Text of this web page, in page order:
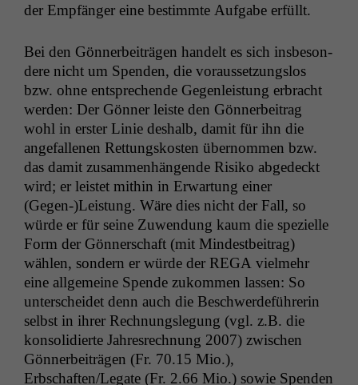
der Empfänger eine bes­timmte Auf­gabe erfüllt.
Bei den Gön­ner­beiträ­gen han­delt es sich ins­beson­
dere nicht um Spenden, die voraus­set­zungs­los
bzw. ohne entsprechende Gegen­leis­tung erbracht
wer­den: Der Gön­ner leiste den Gön­ner­beitrag
wohl in erster Lin­ie deshalb, damit für ihn die
ange­fal­l­enen Ret­tungskosten über­nom­men bzw.
das damit zusam­men­hän­gende Risiko abgedeckt
wird; er leis­tet mithin in Erwartung ein­er
(Gegen-)Leistung. Wäre dies nicht der Fall, so
würde er für seine Zuwen­dung kaum die spezielle
Form der Gön­ner­schaft (mit Min­dest­beitrag)
wählen, son­dern er würde der REGA vielmehr
eine all­ge­meine Spende zukom­men lassen: So
unter­schei­det denn auch die Beschw­erde­führerin
selb­st in ihrer Rech­nungsle­gung (vgl. z.B. die
kon­so­li­dierte Jahres­rech­nung 2007) zwis­chen
Gön­ner­beiträ­gen (Fr. 70.15 Mio.),
Erbschaften/Legate (Fr. 2.66 Mio.) sowie Spenden